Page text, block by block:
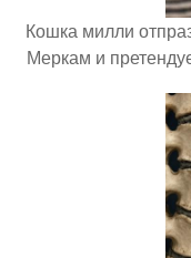
Кошка милли
Меркам и